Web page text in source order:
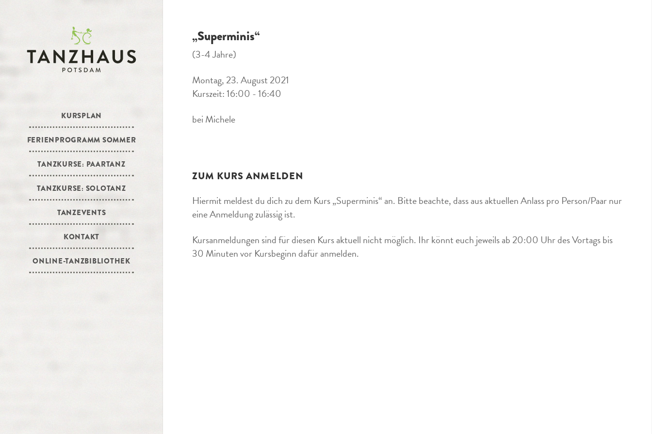
KURSPLAN
FERIENPROGRAMM SOMMER
TANZKURSE: PAARTANZ
TANZKURSE: SOLOTANZ
TANZEVENTS
KONTAKT
ONLINE-TANZBIBLIOTHEK
„Superminis“
(3-4 Jahre)
Montag, 23. August 2021
Kurszeit: 16:00 - 16:40
bei Michele
ZUM KURS ANMELDEN
Hiermit meldest du dich zu dem Kurs „Superminis“ an. Bitte beachte, dass aus aktuellen Anlass pro Person/Paar nur
eine Anmeldung zulässig ist.
Kursanmeldungen sind für diesen Kurs aktuell nicht möglich. Ihr könnt euch jeweils ab 20:00 Uhr des Vortags bis
30 Minuten vor Kursbeginn dafür anmelden.